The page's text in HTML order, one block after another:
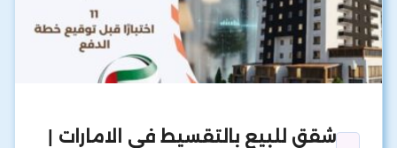
شقق للبيع بالتقسيط في الامارات |